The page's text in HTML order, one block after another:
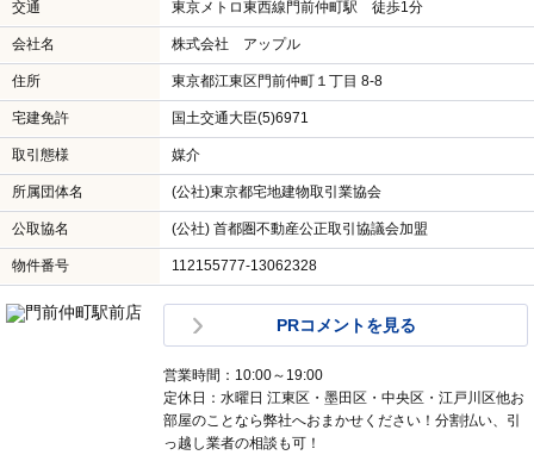
交通 東京メトロ東西線門前仲町駅 徒歩1分
会社名 株式会社 アップル
住所 東京都江東区門前仲町１丁目 8-8
宅建免許 国土交通大臣(5)6971
取引態様 媒介
所属団体名 (公社)東京都宅地建物取引業協会
公取協名 (公社) 首都圏不動産公正取引協議会加盟
物件番号 112155777-13062328
PRコメントを見る
営業時間：10:00～19:00
定休日：水曜日 江東区・墨田区・中央区・江戸川区他お
部屋のことなら弊社へおまかせください！分割払い、引
っ越し業者の相談も可！